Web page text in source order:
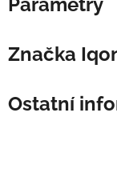
Značka
Ostatní